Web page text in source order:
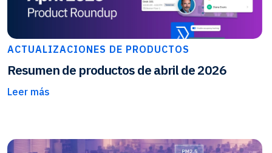
ACTUALIZACIONES DE PRODUCTOS
Resumen de productos de abril de 2026
Leer más